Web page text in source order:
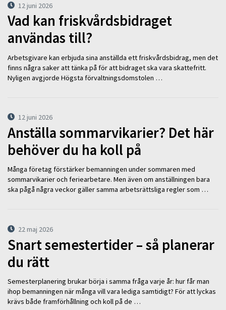
12 juni 2026
Vad kan friskvårdsbidraget
användas till?
Arbetsgivare kan erbjuda sina anställda ett friskvårdsbidrag, men det
finns några saker att tänka på för att bidraget ska vara skattefritt.
Nyligen avgjorde Högsta förvaltningsdomstolen …
12 juni 2026
Anställa sommarvikarier? Det här
behöver du ha koll på
Många företag förstärker bemanningen under sommaren med
sommarvikarier och feriearbetare. Men även om anställningen bara
ska pågå några veckor gäller samma arbetsrättsliga regler som …
22 maj 2026
Snart semestertider – så planerar
du rätt
Semesterplanering brukar börja i samma fråga varje år: hur får man
ihop bemanningen när många vill vara lediga samtidigt? För att lyckas
krävs både framförhållning och koll på de …